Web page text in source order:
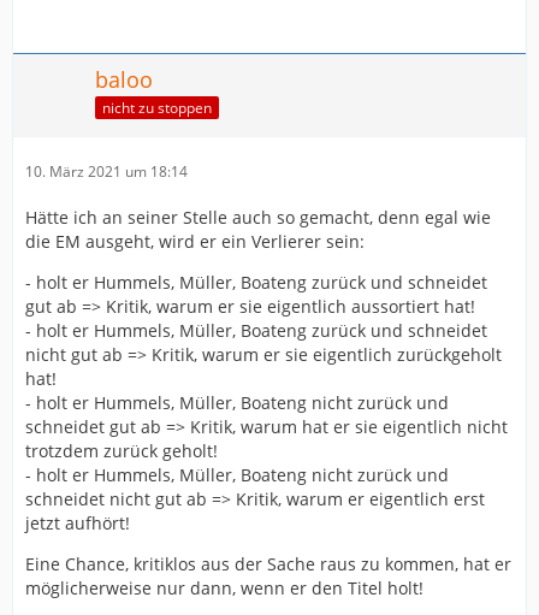
baloo
nicht zu stoppen
10. März 2021 um 18:14
Hätte ich an seiner Stelle auch so gemacht, denn egal wie
die EM ausgeht, wird er ein Verlierer sein:
- holt er Hummels, Müller, Boateng zurück und schneidet
gut ab => Kritik, warum er sie eigentlich aussortiert hat!
- holt er Hummels, Müller, Boateng zurück und schneidet
nicht gut ab => Kritik, warum er sie eigentlich zurückgeholt
hat!
- holt er Hummels, Müller, Boateng nicht zurück und
schneidet gut ab => Kritik, warum hat er sie eigentlich nicht
trotzdem zurück geholt!
- holt er Hummels, Müller, Boateng nicht zurück und
schneidet nicht gut ab => Kritik, warum er eigentlich erst
jetzt aufhört!
Eine Chance, kritiklos aus der Sache raus zu kommen, hat er
möglicherweise nur dann, wenn er den Titel holt!